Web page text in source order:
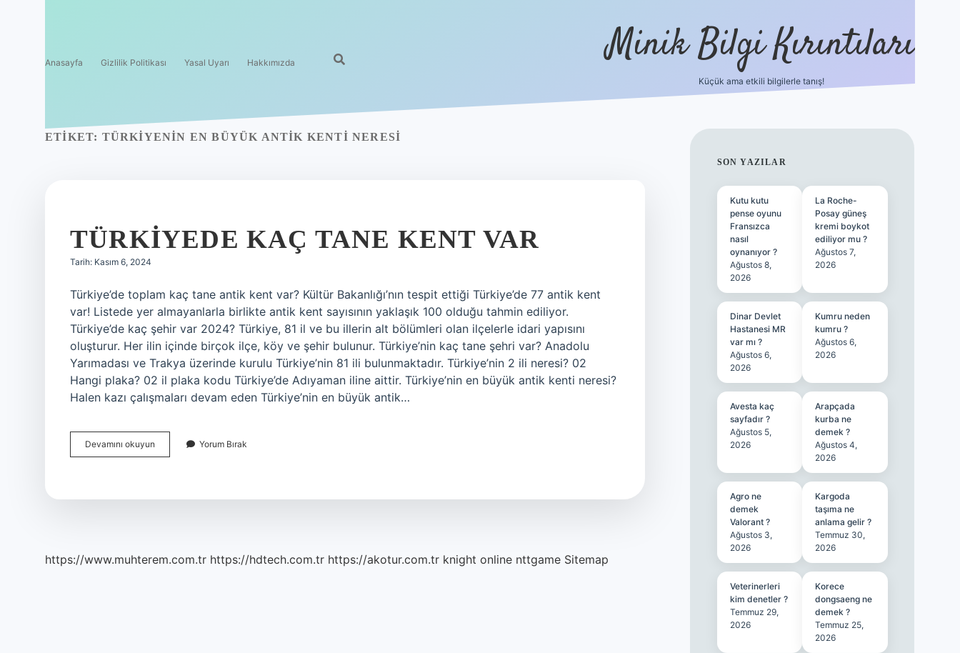
Anasayfa Gizlilik Politikası Yasal Uyarı Hakkımızda Minik Bilgi Kırıntıları
Küçük ama etkili bilgilerle tanış!
ETIKET: TÜRKIYENIN EN BÜYÜK ANTIK KENTI NERESI
TÜRKIYEDE KAÇ TANE KENT VAR
Tarih: Kasım 6, 2024
Türkiye’de toplam kaç tane antik kent var? Kültür Bakanlığı’nın tespit ettiği Türkiye’de 77 antik kent
var! Listede yer almayanlarla birlikte antik kent sayısının yaklaşık 100 olduğu tahmin ediliyor.
Türkiye’de kaç şehir var 2024? Türkiye, 81 il ve bu illerin alt bölümleri olan ilçelerle idari yapısını
oluşturur. Her ilin içinde birçok ilçe, köy ve şehir bulunur. Türkiye’nin kaç tane şehri var? Anadolu
Yarımadası ve Trakya üzerinde kurulu Türkiye’nin 81 ili bulunmaktadır. Türkiye’nin 2 ili neresi? 02
Hangi plaka? 02 il plaka kodu Türkiye’de Adıyaman iline aittir. Türkiye’nin en büyük antik kenti neresi?
Halen kazı çalışmaları devam eden Türkiye’nin en büyük antik…
Devamını okuyun Türkiyede
Kaç
Yorum Bırak
https://www.muhterem.com.tr https://hdtech.com.tr https://akotur.com.tr knight online nttgame Sitemap
SIDEBAR
SON YAZILAR
Kutu kutu
pense oyunu
Fransızca
nasıl
oynanıyor ?
Ağustos 8,
2026
La Roche-
Posay güneş
kremi boykot
ediliyor mu ?
Ağustos 7,
2026
Dinar Devlet
Hastanesi MR
var mı ?
Ağustos 6,
2026
Kumru neden
kumru ?
Ağustos 6,
2026
Avesta kaç
sayfadır ?
Ağustos 5,
2026
Arapçada
kurba ne
demek ?
Ağustos 4,
2026
Agro ne
demek
Valorant ?
Ağustos 3,
2026
Kargoda
taşıma ne
anlama gelir ?
Temmuz 30,
2026
Veterinerleri
kim denetler ?
Temmuz 29,
2026
Korece
dongsaeng ne
demek ?
Temmuz 25,
2026
ilbet